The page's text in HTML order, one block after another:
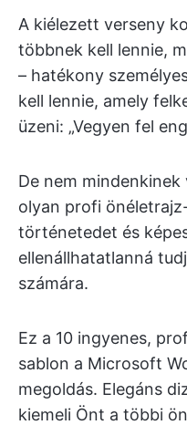
A kiélezett verseny
többnek kell lennie,
– hatékony
kell lennie, amely
üzeni: „Vegyen fel
De nem
olyan profi
történetedet és
ellenállhatatlanná
számára.
Ez a 10 ingyenes,
sablon a Microsoft
megoldás. Elegáns
kiemeli Önt a többi